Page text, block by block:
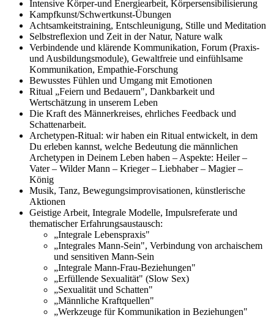
Intensive Körper-und Energiearbeit, Körpersensibilisierung
Kampfkunst/Schwertkunst-Übungen
Achtsamkeitstraining, Entschleunigung, Stille und Meditation
Selbstreflexion und Zeit in der Natur, Nature walk
Verbindende und klärende Kommunikation, Forum (Praxis-
und Ausbildungsmodule), Gewaltfreie und einfühlsame
Kommunikation, Empathie-Forschung
Bewusstes Fühlen und Umgang mit Emotionen
Ritual „Feiern und Bedauern", Dankbarkeit und
Wertschätzung in unserem Leben
Die Kraft des Männerkreises, ehrliches Feedback und
Schattenarbeit.
Archetypen-Ritual: wir haben ein Ritual entwickelt, in dem
Du erleben kannst, welche Bedeutung die männlichen
Archetypen in Deinem Leben haben – Aspekte: Heiler –
Vater – Wilder Mann – Krieger – Liebhaber – Magier –
König
Musik, Tanz, Bewegungsimprovisationen, künstlerische
Aktionen
Geistige Arbeit, Integrale Modelle, Impulsreferate und
thematischer Erfahrungsaustausch:
„Integrale Lebenspraxis"
„Integrales Mann-Sein", Verbindung von archaischem
und sensitiven Mann-Sein
„Integrale Mann-Frau-Beziehungen"
„Erfüllende Sexualität" (Slow Sex)
„Sexualität und Schatten"
„Männliche Kraftquellen"
„Werkzeuge für Kommunikation in Beziehungen"